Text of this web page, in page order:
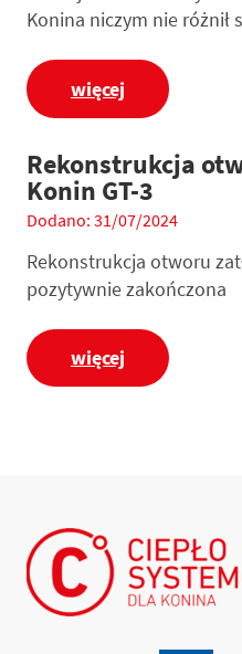
Konina niczym nie różnił
więcej
Rekonstrukcja
Konin GT-3
Dodano: 31/07/2024
Rekonstrukcja otworu
pozytywnie zakończona
więcej